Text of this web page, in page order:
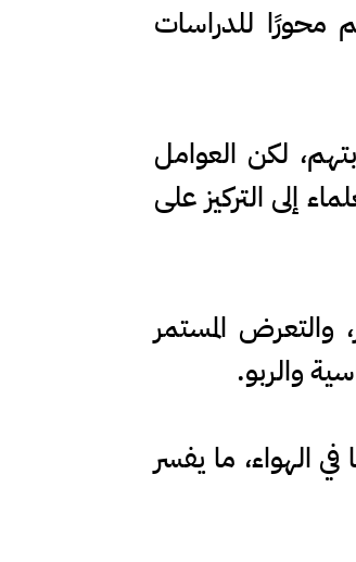
للدراسات
لكن العوامل
إلى التركيز على
والتعرض المستمر
والربو.
الهواء، ما يفسر